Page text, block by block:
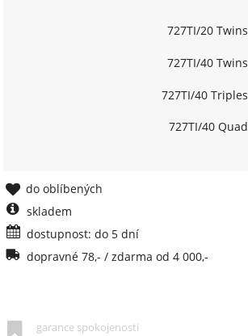
727TI/20 Twins
727TI/40 Twins
727TI/40 Triples
727TI/40 Quad
do oblíbených
skladem
dostupnost: do 5 dní
dopravné 78,- / zdarma od 4 000,-
garance spokojenosti